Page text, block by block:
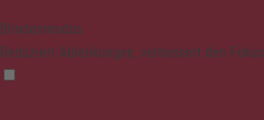
Blindenmodus
Reduziert Ablenkungen, verbessert den Fokus